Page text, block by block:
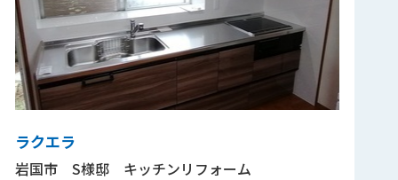
ラクエラ
岩国市 S様邸 キッチンリフォーム